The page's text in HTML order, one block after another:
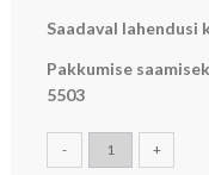
Saadaval
Pakkumise
5503
- +